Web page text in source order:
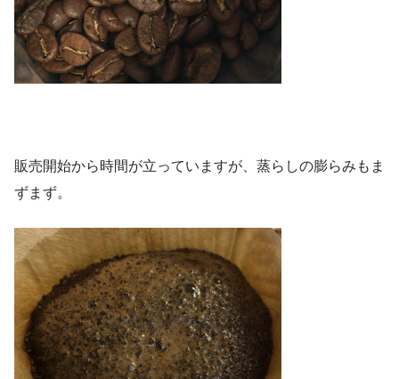
販売開始から時間が立っていますが、蒸らしの膨らみもま
ずまず。